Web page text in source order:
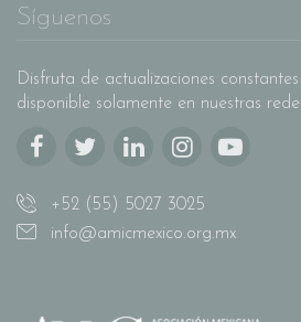
Síguenos
Disfruta de actualizaciones
disponible solamente en nuestras
+52 (55) 5027 3025
info@amicmexico.org.mx